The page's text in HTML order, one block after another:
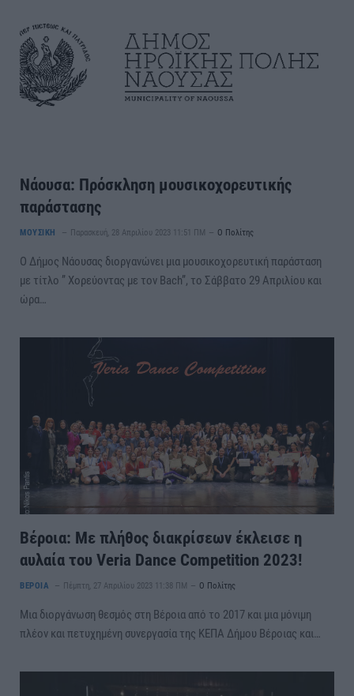
Νάουσα: Πρόσκληση μουσικοχορευτικής
παράστασης
ΜΟΥΣΙΚΗ Παρασκευή, 28 Απριλίου 2023 11:51 ΠΜ Ο Πολίτης
Ο Δήμος Νάουσας διοργανώνει μια μουσικοχορευτική παράσταση
με τίτλο ” Χορεύοντας με τον Bach”, το Σάββατο 29 Απριλίου και
ώρα…
Βέροια: Με πλήθος διακρίσεων έκλεισε η
αυλαία του Veria Dance Competition 2023!
ΒΕΡΟΙΑ Πέμπτη, 27 Απριλίου 2023 11:38 ΠΜ Ο Πολίτης
Μια διοργάνωση θεσμός στη Βέροια από το 2017 και μια μόνιμη
πλέον και πετυχημένη συνεργασία της ΚΕΠΑ Δήμου Βέροιας και…